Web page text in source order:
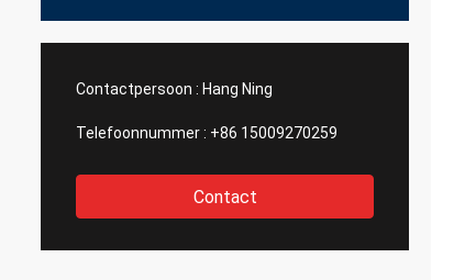
Contactpersoon : Hang Ning
Telefoonnummer : +86 15009270259
Contact